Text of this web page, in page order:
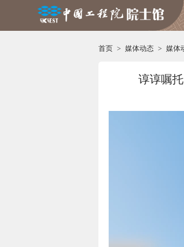
首页 > 媒体动态 > 媒体
谆谆嘱